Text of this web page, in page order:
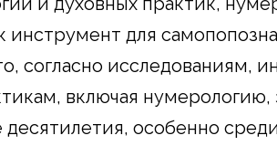
инструмент для
согласно исследованиям,
включая нумерологию,
десятилетия, особенно